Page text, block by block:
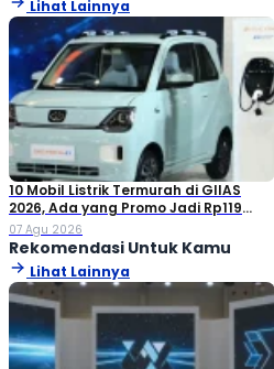
Lihat Lainnya
10 Mobil Listrik Termurah di GIIAS
2026, Ada yang Promo Jadi Rp119
Jutaan!
07 Agu 2026
Rekomendasi Untuk Kamu
Lihat Lainnya